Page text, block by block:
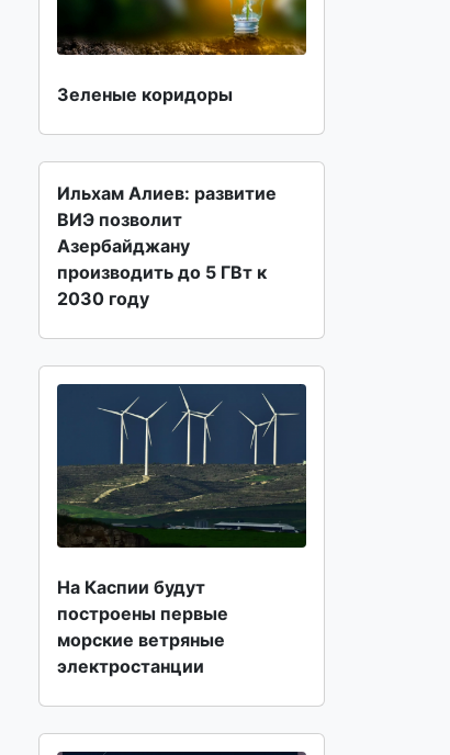
Зеленые коридоры
Ильхам Алиев: развитие
ВИЭ позволит
Азербайджану
производить до 5 ГВт к
2030 году
На Каспии будут
построены первые
морские ветряные
электростанции